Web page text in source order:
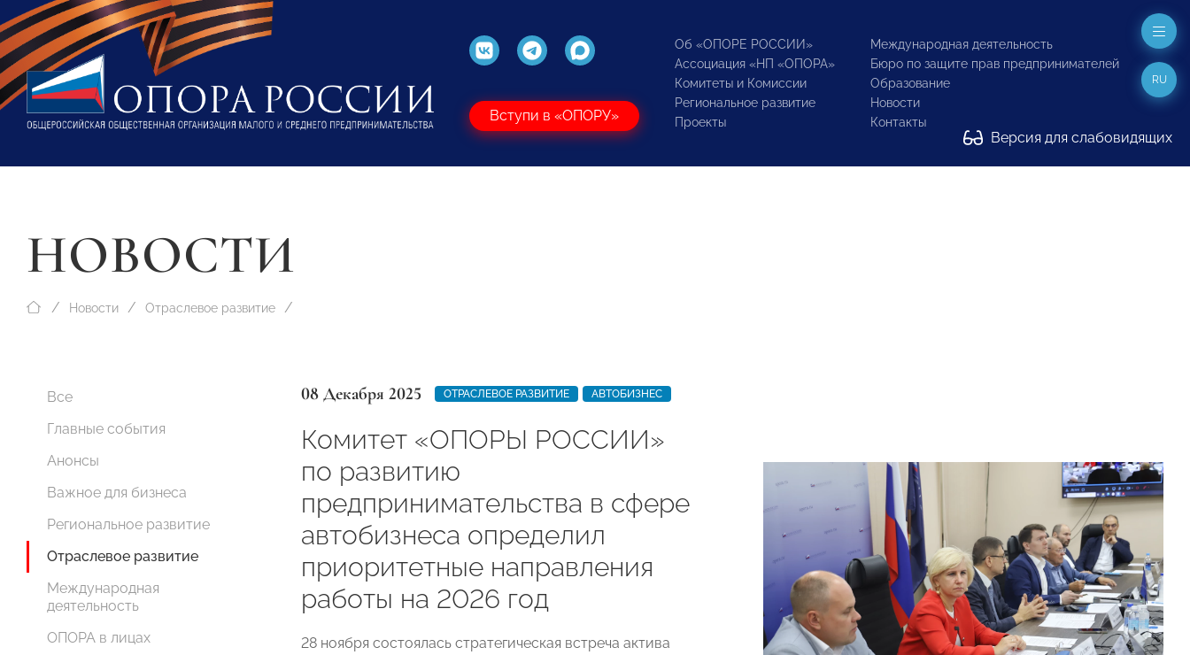
Вступи в «ОПОРУ»
Об «ОПОРЕ РОССИИ»
Ассоциация «НП «ОПОРА»
Комитеты и Комиссии
Региональное развитие
Проекты
Международная деятельность
Бюро по защите прав предпринимателей
Образование
Новости
Контакты
Версия для слабовидящих
RU
НОВОСТИ
Новости Отраслевое развитие
Все
Главные события
Анонсы
Важное для бизнеса
Региональное развитие
Отраслевое развитие
Международная
деятельность
ОПОРА в лицах
08 Декабря 2025 ОТРАСЛЕВОЕ РАЗВИТИЕ АВТОБИЗНЕС
Комитет «ОПОРЫ РОССИИ»
по развитию
предпринимательства в сфере
автобизнеса определил
приоритетные направления
работы на 2026 год
28 ноября состоялась стратегическая встреча актива